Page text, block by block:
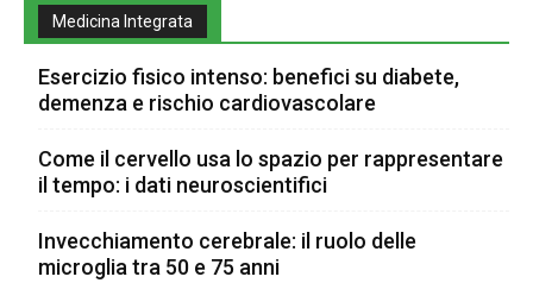
Medicina Integrata
Esercizio fisico intenso: benefici su diabete,
demenza e rischio cardiovascolare
Come il cervello usa lo spazio per rappresentare
il tempo: i dati neuroscientifici
Invecchiamento cerebrale: il ruolo delle
microglia tra 50 e 75 anni